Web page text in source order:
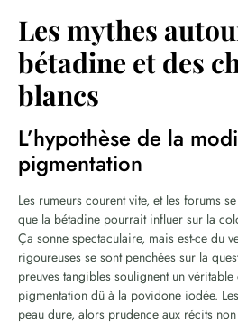
Les mythes
bétadine et des
blancs
L’hypothèse de la
pigmentation
Les rumeurs courent vite, et les forums
que la bétadine pourrait influer sur la
Ça sonne spectaculaire, mais est-ce du
rigoureuses se sont penchées sur la
preuves tangibles soulignent un
pigmentation dû à la povidone iodée.
peau dure, alors prudence aux récits